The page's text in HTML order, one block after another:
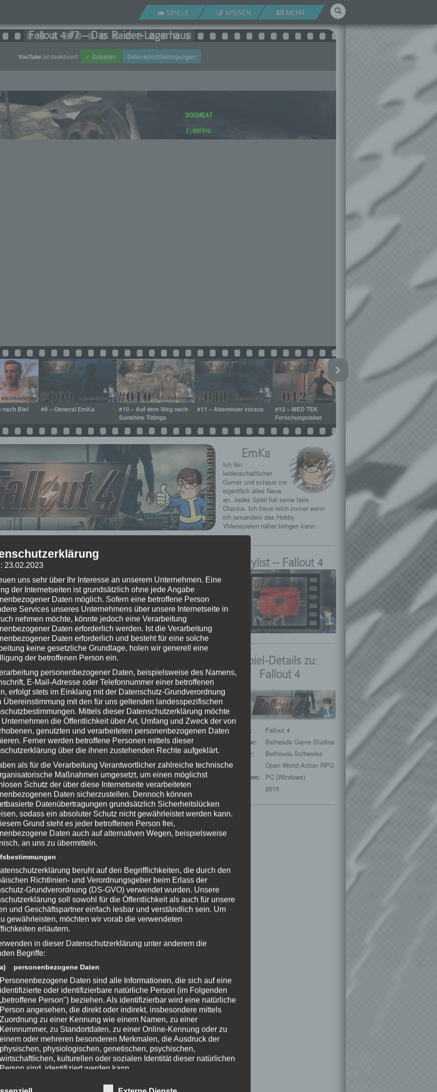
SPIELE WISSEN MEHR Suchen
Fallout 4 #7 – Das Raider-Lagerhaus
YouTube ist deaktiviert. ✓ Zulassen Datenschutzbedingungen
nach Blei #9 – General EmKa
#10 – Auf dem Weg nach
Sunshine Tidings
#11 – Abenteuer voraus
#12 – MED TEK
Forschungslabor
#13 – Das Geheimnis der
(Bisher keine Bewertungen)
★ Fallout 4 ★
#007 – Das Raider-Lagerhaus
ein. Es ist wesentlich größer als es von außen den Anschein gemacht
Studios
bitte die Entwickler und kaufe Dir das Spiel im Original!
🙂
Media-Unternehmen. Bethesda, Bethesda Softworks, Bethesda
Logos sind Marken oder eingetragene Marken von ZeniMax Media
Alle übrigen Marken und Handelsnamen sind Eigentum ihrer jeweiligen
Bewertung da!
einen Kommentar
EmKa
Ich bin
leidenschaftlicher
Gamer und schaue mir
eigentlich alles Neue
an. Jedes Spiel hat seine faire
Chance. Ich freue mich immer wenn
ich jemandem das Hobby
Videospielen näher bringen kann.
Playlist – Fallout 4
Spiel-Details zu:
Fallout 4
Spieltitel:
Fallout 4
Entwickler:
Bethesda Game Studios
Publisher:
Bethesda Softworks
Genre:
Open World Action RPG
Plattformen:
PC (Windows)
2015
23.02.2023
uns sehr über Ihr Interesse an unserem Unternehmen. Eine
der Internetseiten ist grundsätzlich ohne jede Angabe
Daten möglich. Sofern eine betroffene Person
Services unseres Unternehmens über unsere Internetseite in
nehmen möchte, könnte jedoch eine Verarbeitung
Daten erforderlich werden. Ist die Verarbeitung
Daten erforderlich und besteht für eine solche
keine gesetzliche Grundlage, holen wir generell eine
der betroffenen Person ein.
personenbezogener Daten, beispielsweise des Namens,
E-Mail-Adresse oder Telefonnummer einer betroffenen
erfolgt stets im Einklang mit der Datenschutz-Grundverordnung
Übereinstimmung mit den für uns geltenden landesspezifischen
Mittels dieser Datenschutzerklärung möchte
Unternehmen die Öffentlichkeit über Art, Umfang und Zweck der von
genutzten und verarbeiteten personenbezogenen Daten
Ferner werden betroffene Personen mittels dieser
über die ihnen zustehenden Rechte aufgeklärt.
als für die Verarbeitung Verantwortlicher zahlreiche technische
Maßnahmen umgesetzt, um einen möglichst
Schutz der über diese Internetseite verarbeiteten
Daten sicherzustellen. Dennoch können
Datenübertragungen grundsätzlich Sicherheitslücken
sodass ein absoluter Schutz nicht gewährleistet werden kann.
Grund steht es jeder betroffenen Person frei,
Daten auch auf alternativen Wegen, beispielsweise
an uns zu übermitteln.
beruht auf den Begrifflichkeiten, die durch den
Richtlinien- und Verordnungsgeber beim Erlass der
Grundverordnung (DS-GVO) verwendet wurden. Unsere
soll sowohl für die Öffentlichkeit als auch für unsere
und Geschäftspartner einfach lesbar und verständlich sein. Um
gewährleisten, möchten wir vorab die verwendeten
erläutern.
in dieser Datenschutzerklärung unter anderem die
Begriffe:
a) personenbezogene Daten
Personenbezogene Daten sind alle Informationen, die sich auf eine
identifizierte oder identifizierbare natürliche Person (im Folgenden
„betroffene Person") beziehen. Als identifizierbar wird eine natürliche
Person angesehen, die direkt oder indirekt, insbesondere mittels
Zuordnung zu einer Kennung wie einem Namen, zu einer
Kennnummer, zu Standortdaten, zu einer Online-Kennung oder zu
einem oder mehreren besonderen Merkmalen, die Ausdruck der
physischen, physiologischen, genetischen, psychischen,
wirtschaftlichen, kulturellen oder sozialen Identität dieser natürlichen
Person sind, identifiziert werden kann.